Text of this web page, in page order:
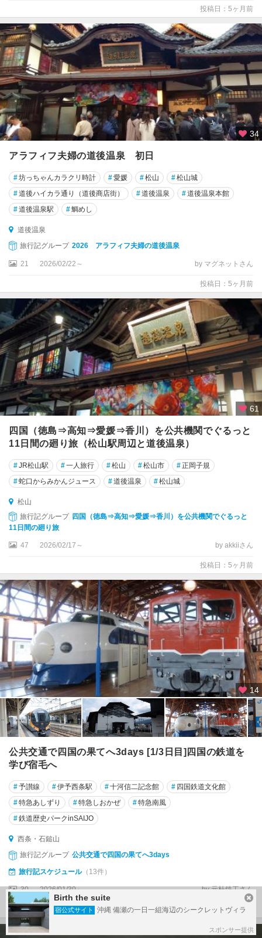
投稿日：5ヶ月前
34
アラフィフ夫婦の道後温泉 初日
#坊っちゃんカラクリ時計 #愛媛 #松山 #松山城
#道後ハイカラ通り（道後商店街） #道後温泉 #道後温泉本館
#道後温泉駅 #鯛めし
道後温泉
旅行記グループ 2026 アラフィフ夫婦の道後温泉
21 2026/02/22～ by マグネットさん
投稿日：5ヶ月前
61
四国（徳島⇒高知⇒愛媛⇒香川）を公共機関でぐるっと
11日間の廻り旅（松山駅周辺と道後温泉）
#JR松山駅 #一人旅行 #松山 #松山市 #正岡子規
#蛇口からみかんジュース #道後温泉 #松山城
松山
旅行記グループ 四国（徳島⇒高知⇒愛媛⇒香川）を公共機関でぐるっと
11日間の廻り旅
47 2026/02/17～ by akkiiさん
投稿日：5ヶ月前
14
公共交通で四国の果てへ3days [1/3日目]四国の鉄道を
学び宿毛へ
#予讃線 #伊予西条駅 #十河信二記念館 # 四国鉄道文化館
#特急あしずり #特急しおかぜ #特急南風
#鉄道歴史パークinSAIJO
西条・石鎚山
旅行記グループ 公共交通で四国の果てへ3days
旅行記スケジュール（13件）
30 2026/01/30～ by 元杜鉄工さん
投稿日：5ヶ月前
Birth the suite
宿公式サイト 沖縄 備瀬の一日一組海辺のシークレットヴィラ
スポンサー提供